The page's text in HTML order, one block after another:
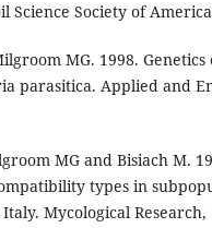
Science Society of
MG. 1998.
parasitica. Applied and
MG and Bisiach M.
types in
Mycological Research,